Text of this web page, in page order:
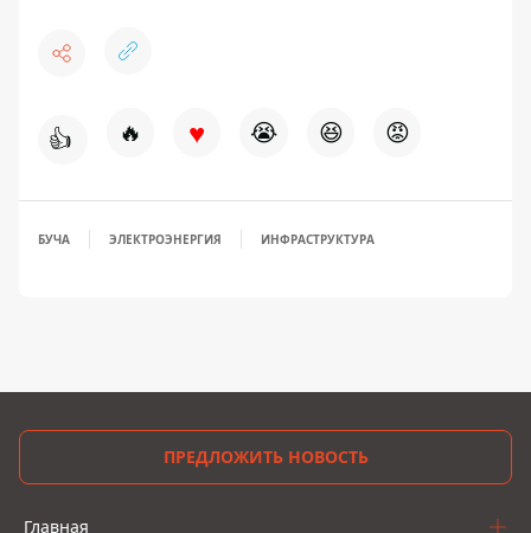
👍 🔥 ♥ 😭 😆 😡
БУЧА ЭЛЕКТРОЭНЕРГИЯ ИНФРАСТРУКТУРА
ПРЕДЛОЖИТЬ НОВОСТЬ
Главная